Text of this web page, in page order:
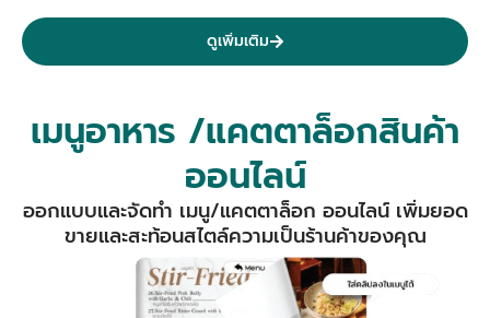
ดูเพิ่มเติม
เมนูอาหาร /แคตตาล็อกสินค้า
ออนไลน์
ออกแบบและจัดทำ เมนู/แคตตาล็อก ออนไลน์ เพิ่มยอด
ขายและสะท้อนสไตล์ความเป็นร้านค้าของคุณ